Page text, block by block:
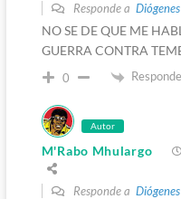
Responde a
NO SE DE QUE ME
GUERRA CONTRA
0
Autor
M'Rabo Mhulargo
Responde a